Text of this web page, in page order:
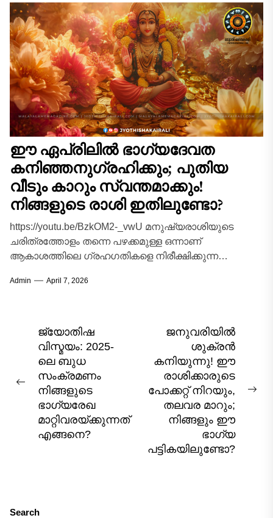
ഈ ഏപ്രിലിൽ ഭാഗ്യദേവത
കനിഞ്ഞനുഗ്രഹിക്കും; പുതിയ
വീടും കാറും സ്വന്തമാക്കും!
നിങ്ങളുടെ രാശി ഇതിലുണ്ടോ?
https://youtu.be/BzkOM2-_vwU മനുഷ്യരാശിയുടെ
ചരിത്രത്തോളം തന്നെ പഴക്കമുള്ള ഒന്നാണ്
ആകാശത്തിലെ ഗ്രഹഗതികളെ നിരീക്ഷിക്കുന്ന
ചലനവും ഭൂമിയിലെ ജീവജാലങ്ങളെ സ്വാധീനിക്കുന്നു
Admin April 7, 2026
Post
navigation
Previous
post:
ജ്യോതിഷ
വിസ്മയം: 2025-
ലെ ബുധ
സംക്രമണം
നിങ്ങളുടെ
ഭാഗ്യരേഖ
മാറ്റിവരയ്ക്കുന്നത്
എങ്ങനെ?
ജനുവരിയിൽ
ശുക്രൻ
കനിയുന്നു! ഈ
രാശിക്കാരുടെ
പോക്കറ്റ് നിറയും,
തലവര മാറും;
നിങ്ങളും ഈ
ഭാഗ്യ
പട്ടികയിലുണ്ടോ?
Search